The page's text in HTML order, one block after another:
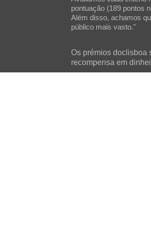
pontuação (189 pontos
Além disso, achamos
público mais vasto."
Os prémios doclisboa
recompensa em